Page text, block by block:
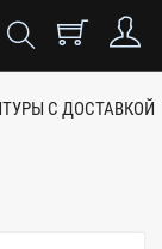
С ДОСТАВКОЙ